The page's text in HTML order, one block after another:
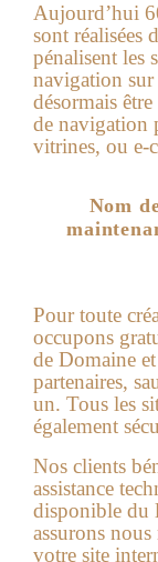
Aujourd’hui
sont réalisées
pénalisent les
navigation
désormais
de navigation
vitrines, ou e-
Nom
Pour toute
occupons
de Domaine
partenaires,
un. Tous les
également
Nos clients
assistance
disponible du
assurons
votre site